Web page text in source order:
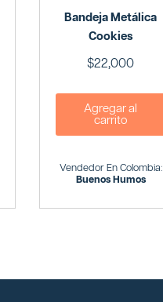
Bandeja Metálica
Cookies
$22,000
Agregar al
carrito
Vendedor En Colombia:
Buenos Humos